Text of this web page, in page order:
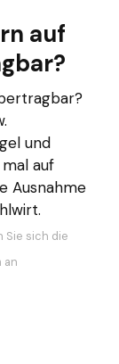
auf
und
auf
Ausnahme
Sie sich die
an